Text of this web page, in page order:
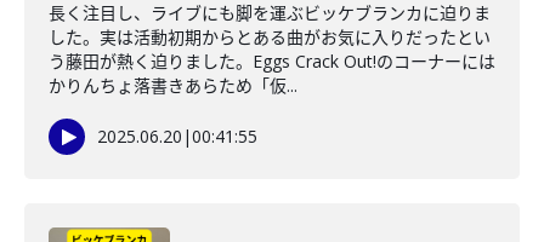
長く注目し、ライブにも脚を運ぶビッケブランカに迫りま
した。実は活動初期からとある曲がお気に入りだったとい
う藤田が熱く迫りました。Eggs Crack Out!のコーナーには
かりんちょ落書きあらため「仮...
2025.06.20 |00:41:55